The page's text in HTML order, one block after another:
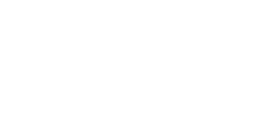
और साहित्यिक इतिहास लेखन के क्षेत्र में असाधारण
और कमिश्नर के पद तक पहुँचे। इसके बाद शिक्षा मंत्रालय